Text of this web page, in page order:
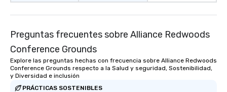
Preguntas frecuentes sobre Alliance Redwoods
Conference Grounds
Explore las preguntas hechas con frecuencia sobre Alliance Redwoods
Conference Grounds respecto a la Salud y seguridad, Sostenibilidad,
y Diversidad e inclusión
PRÁCTICAS SOSTENIBLES